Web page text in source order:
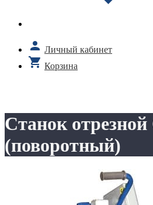
Личный кабинет
Корзина
Станок
(поворотный)